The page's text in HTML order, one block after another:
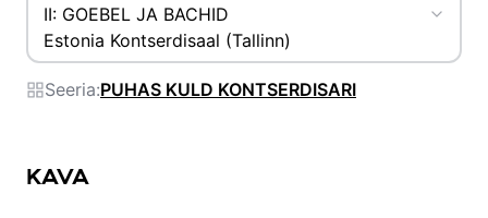
II: GOEBEL JA BACHID
Estonia Kontserdisaal (Tallinn)
Seeria:PUHAS KULD KONTSERDISARI
KAVA